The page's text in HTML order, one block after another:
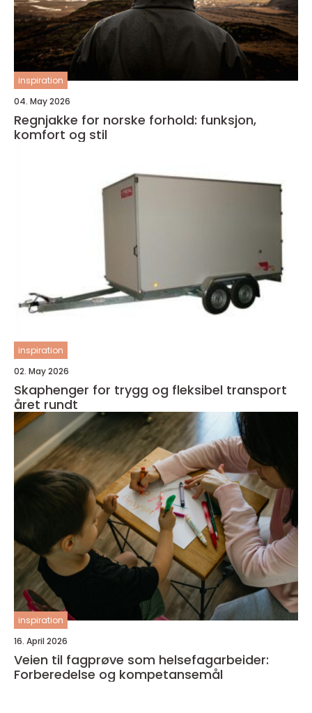
inspiration
04. May 2026
Regnjakke for norske forhold: funksjon,
komfort og stil
inspiration
02. May 2026
Skaphenger for trygg og fleksibel transport
året rundt
inspiration
16. April 2026
Veien til fagprøve som helsefagarbeider:
Forberedelse og kompetansemål